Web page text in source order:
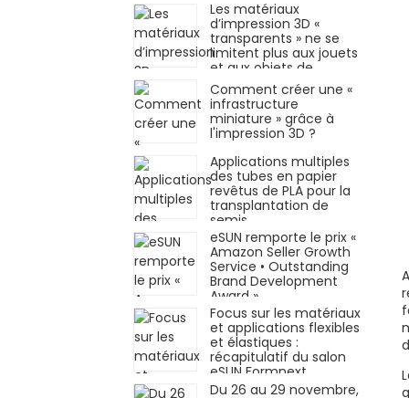
Les matériaux
d’impression 3D «
transparents » ne se
limitent plus aux jouets
et aux objets de
décoration.
Comment créer une «
infrastructure
miniature » grâce à
l'impression 3D ?
Applications multiples
des tubes en papier
revêtus de PLA pour la
transplantation de
semis
eSUN remporte le prix «
Amazon Seller Growth
Service • Outstanding
Brand Development
Award »
Focus sur les matériaux
et applications flexibles
et élastiques :
récapitulatif du salon
eSUN Formnext
Germany !
Du 26 au 29 novembre,